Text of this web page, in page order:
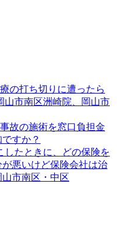
の打ち切りに遭ったら
山市南区洲崎院、岡山市
故の施術を窓口負担金
すか？
したときに、どの保険を
悪いけど保険会社は治
市南区・中区